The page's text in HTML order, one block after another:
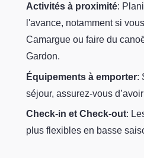
Activités à proximité:
l'avance, notamment si
Camargue ou faire du
Gardon.
Équipements à emporter:
séjour, assurez-vous
Check-in et Check-out:
plus flexibles en basse